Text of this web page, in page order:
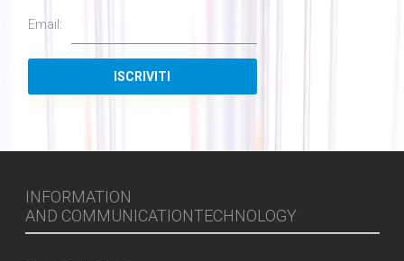
Email:
INFORMATION
AND COMMUNICATIONTECHNOLOGY